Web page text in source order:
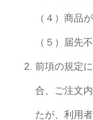
（４） 商品
（５） 届先
前項の規定
合、ご注文
たが、利用